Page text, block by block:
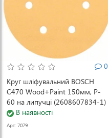
0
Круг шліфувальний BOSCH
C470 Wood+Paint 150мм, P-
60 на липучці (2608607834-1)
В наявності
Арт: 7079